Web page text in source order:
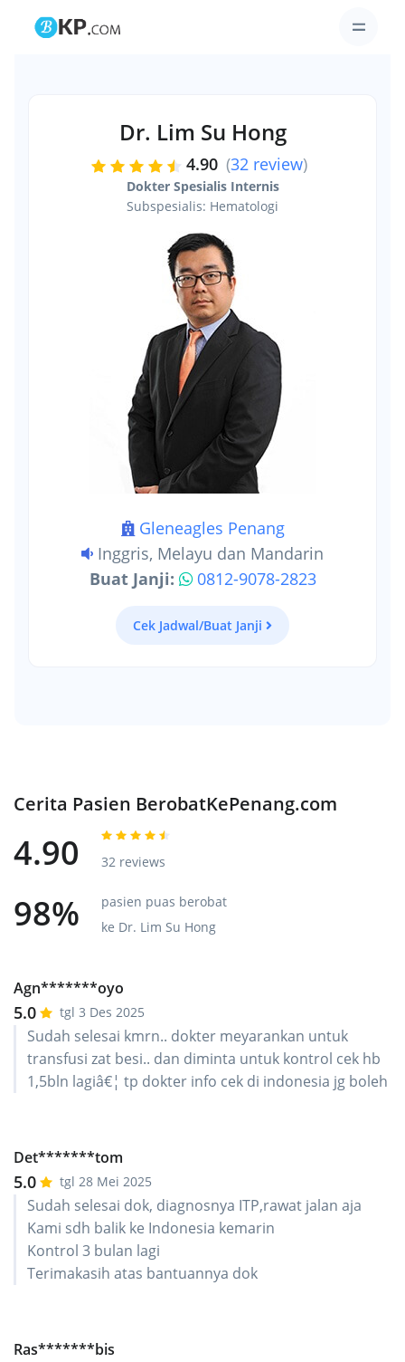
Dr. Lim Su Hong
4.90 (32 review)
Dokter Spesialis Internis
Subspesialis: Hematologi
Gleneagles Penang
Inggris, Melayu dan Mandarin
Buat Janji:
0812-9078-2823
Cek Jadwal/Buat Janji
Cerita Pasien BerobatKePenang.com
4.90 32 reviews
98%
pasien puas berobat
ke Dr. Lim Su Hong
Agn*******oyo
5.0 tgl 3 Des 2025
Sudah selesai kmrn.. dokter meyarankan untuk
transfusi zat besi.. dan diminta untuk kontrol cek hb
1,5bln lagiâ€¦ tp dokter info cek di indonesia jg boleh
Det*******tom
5.0 tgl 28 Mei 2025
Sudah selesai dok, diagnosnya ITP,rawat jalan aja
Kami sdh balik ke Indonesia kemarin
Kontrol 3 bulan lagi
Terimakasih atas bantuannya dok
Ras*******bis